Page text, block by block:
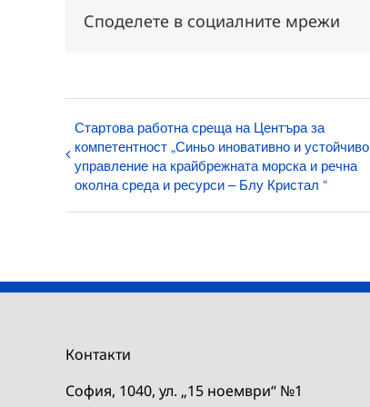
Споделете в социалните мрежи
Стартова работна среща на Центъра за
компетентност „Синьо иновативно и устойчиво
управление на крайбрежната морска и речна
околна среда и ресурси – Блу Кристал “
Контакти
София, 1040, ул. „15 ноември“ №1